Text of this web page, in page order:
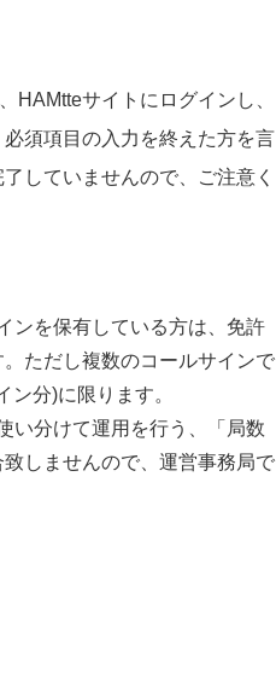
HAMtteサイトにログインし、
須項目の入力を終えた方を言
していませんので、ご注意く
ンを保有している方は、免許
ただし複数のコールサインで
分)に限ります。
い分けて運用を行う、「局数
しませんので、運営事務局で